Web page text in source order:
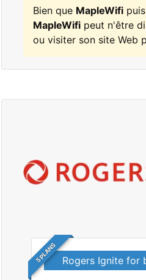
Bien que MapleWifi
MapleWifi peut n'être
ou visiter son site Web
5 PLANS Rogers Ignite for